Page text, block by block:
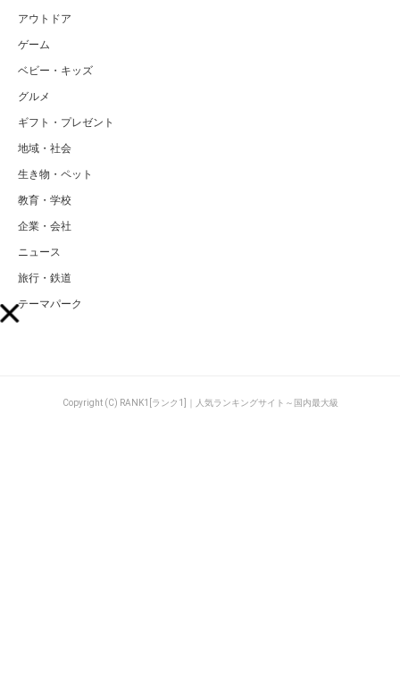
アウトドア
ゲーム
ベビー・キッズ
グルメ
ギフト・プレゼント
地域・社会
生き物・ペット
教育・学校
企業・会社
ニュース
旅行・鉄道
テーマパーク
Copyright (C) RANK1[ランク1]｜人気ランキングサイト～国内最大級